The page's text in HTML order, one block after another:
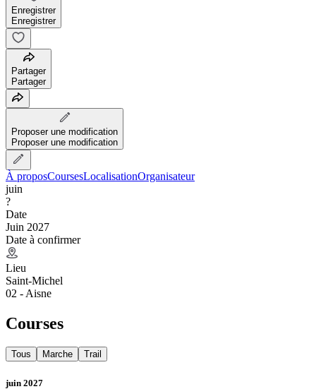
Enregistrer
Enregistrer
Partager
Partager
Proposer une modification
Proposer une modification
À proposCoursesLocalisationOrganisateur
juin
?
Date
Juin 2027
Date à confirmer
Lieu
Saint-Michel
02 - Aisne
Courses
Tous Marche Trail
juin 2027